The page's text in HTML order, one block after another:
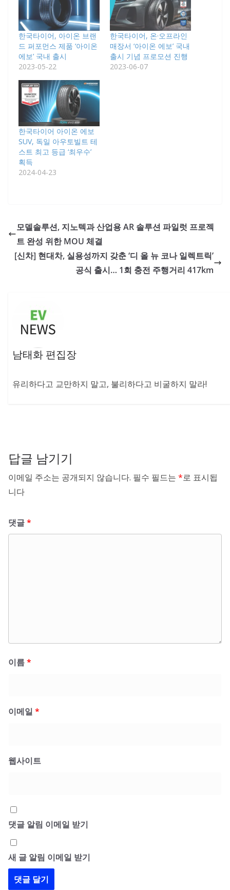
한국타이어, 아이온 브랜
드 퍼포먼스 제품 ‘아이온
에보’ 국내 출시
2023-05-22
한국타이어, 온·오프라인
매장서 ‘아이온 에보’ 국내
출시 기념 프로모션 진행
2023-06-07
한국타이어 아이온 에보
SUV, 독일 아우토빌트 테
스트 최고 등급 ‘최우수’
획득
2024-04-23
모델솔루션, 지노텍과 산업용 AR 솔루션 파일럿 프로젝
트 완성 위한 MOU 체결
[신차] 현대차, 실용성까지 갖춘 ‘디 올 뉴 코나 일렉트릭’
공식 출시… 1회 충전 주행거리 417km
남태화 편집장
유리하다고 교만하지 말고, 불리하다고 비굴하지 말라!
답글 남기기
이메일 주소는 공개되지 않습니다. 필수 필드는 *로 표시됩
니다
댓글*
이름*
이메일 *
웹사이트
댓글 알림 이메일 받기
새 글 알림 이메일 받기